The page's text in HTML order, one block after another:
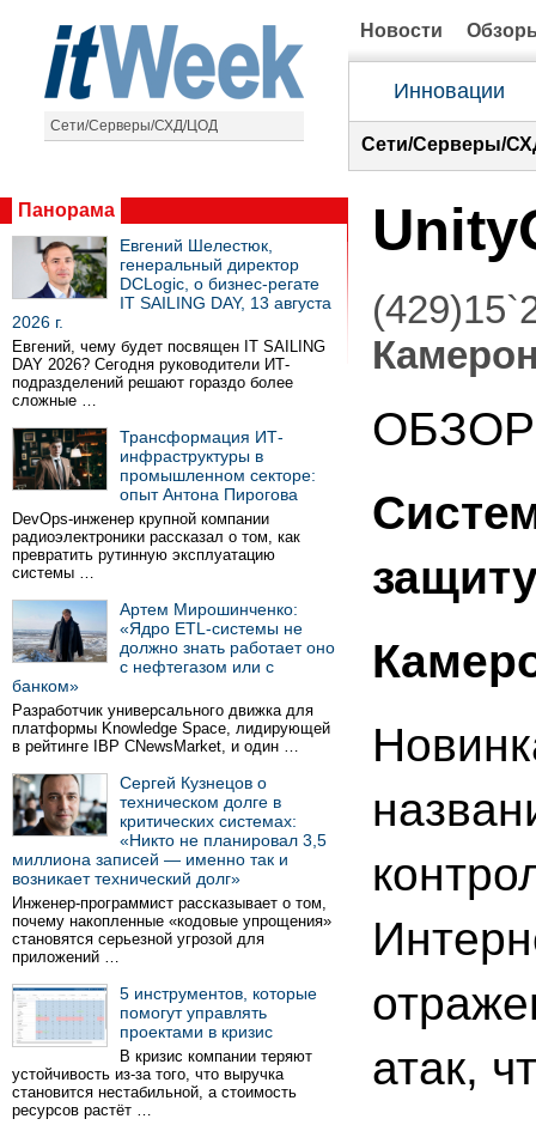
Сети/Серверы/СХД/ЦОД
Новости
Инновации
Сети/Серверы/
Панорама
Евгений Шелестюк,
генеральный директор
DCLogic, о бизнес-регате
IT SAILING DAY, 13 августа
2026 г.
Евгений, чему будет посвящен IT SAILING
DAY 2026? Сегодня руководители ИТ-
подразделений решают гораздо более
сложные …
Трансформация ИТ-
инфраструктуры в
промышленном секторе:
опыт Антона Пирогова
DevOps-инженер крупной компании
радиоэлектроники рассказал о том, как
превратить рутинную эксплуатацию
системы …
Артем Мирошинченко:
«Ядро ETL-системы не
должно знать работает оно
с нефтегазом или с
банком»
Разработчик универсального движка для
платформы Knowledge Space, лидирующей
в рейтинге IBP CNewsMarket, и один …
Сергей Кузнецов о
техническом долге в
критических системах:
«Никто не планировал 3,5
миллиона записей — именно так и
возникает технический долг»
Инженер-программист рассказывает о том,
почему накопленные «кодовые упрощения»
становятся серьезной угрозой для
приложений …
5 инструментов, которые
помогут управлять
проектами в кризис
В кризис компании теряют
устойчивость из-за того, что выручка
становится нестабильной, а стоимость
ресурсов растёт …
атак,